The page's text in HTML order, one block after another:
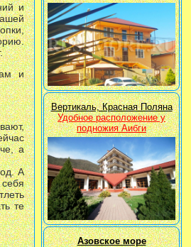
и
и
а
А
те
Вертикаль, Красная Поляна
Удобное расположение у
подножия Аибги
Азовское море